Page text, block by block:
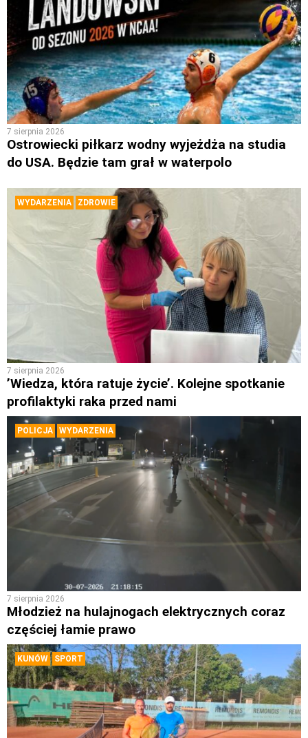
7 sierpnia 2026
Ostrowiecki piłkarz wodny wyjeżdża na studia
do USA. Będzie tam grał w waterpolo
WYDARZENIA ZDROWIE
7 sierpnia 2026
’Wiedza, która ratuje życie’. Kolejne spotkanie
profilaktyki raka przed nami
POLICJA WYDARZENIA
7 sierpnia 2026
Młodzież na hulajnogach elektrycznych coraz
częściej łamie prawo
KUNÓW SPORT